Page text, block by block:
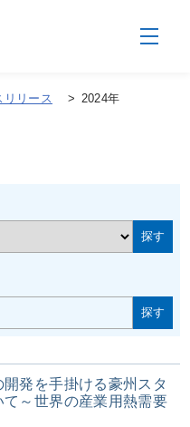
リリース > 2024年
発を手掛ける豪州スタ
～世界の産業用熱需要